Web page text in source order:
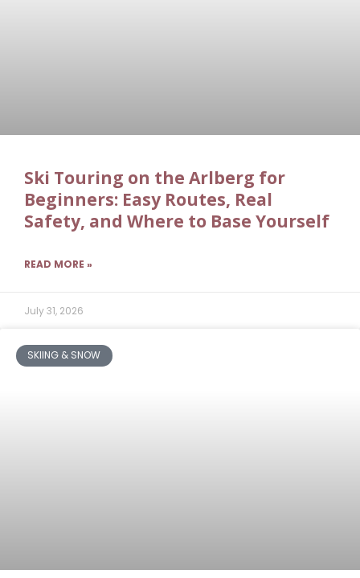
Ski Touring on the Arlberg for
Beginners: Easy Routes, Real
Safety, and Where to Base Yourself
READ MORE »
July 31, 2026
SKIING & SNOW